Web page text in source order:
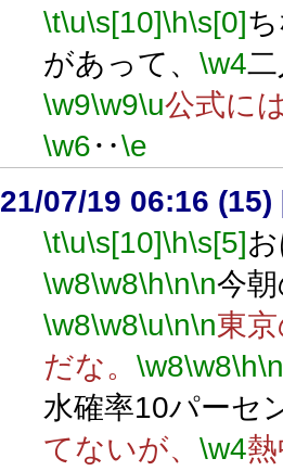
\t\u\s[10]\h\s[0]
があって、 \w4
\w9\w9\u公式に
\w6‥\e
21/07/19 06:16 (15)
\t\u\s[10]\h\s[5]
\w8\w8\h\n\n今
\w8\w8\u\n\n東
だな。 \w8\w8\h\n
水確率10パーセ
てないが、 \w4